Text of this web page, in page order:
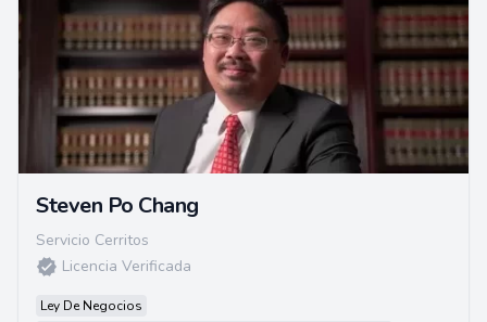
Steven Po Chang
Servicio Cerritos
Licencia Verificada
Ley De Negocios